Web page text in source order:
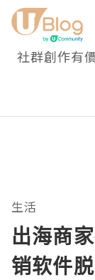
社群創作有
生活
出海商
销软件